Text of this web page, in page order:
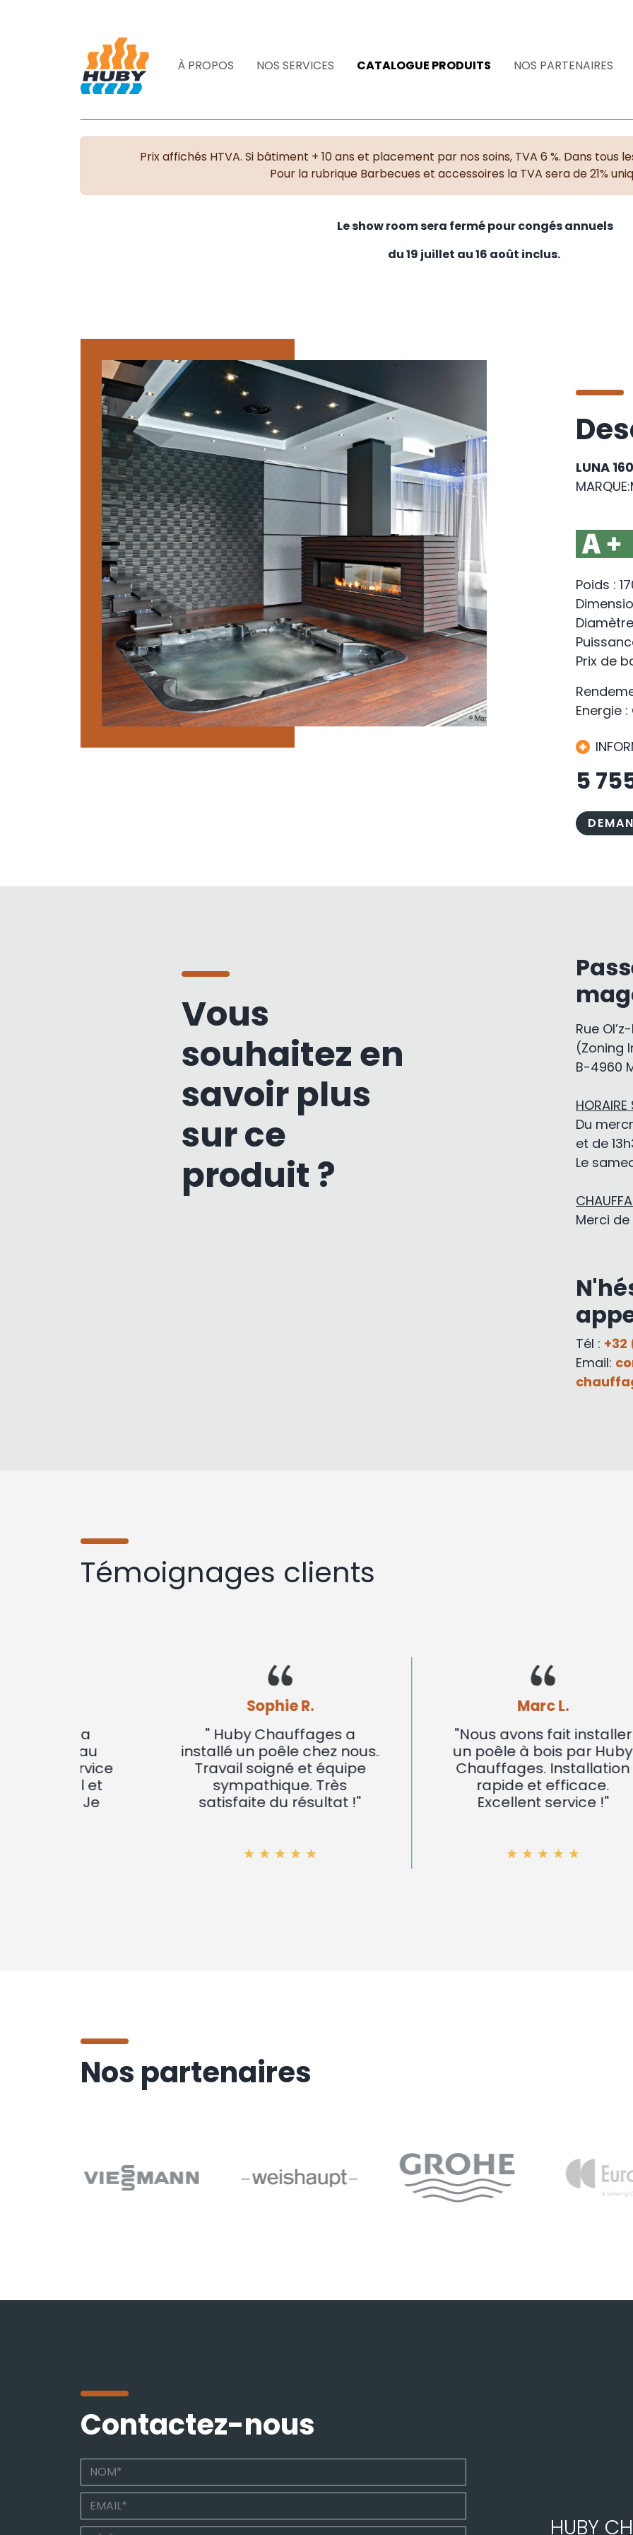
À PROPOS NOS SERVICES CATALOGUE PRODUITS NOS PARTENAIRES
Prix affichés HTVA. Si bâtiment + 10 ans et placement par nos soins, TVA 6 %. Dans tous
Pour la rubrique Barbecues et accessoires la TVA sera de 21%
Le show room sera fermé pour congés annuels
du 19 juillet au 16 août inclus.
LUNA
Poids :
Prix de
Energie :
5
Vous
souhaitez en
savoir plus
sur ce
produit ?
Rue
(Zoning
B-4960
Du
et de
Le
Merci
Tél : +32
Email:
Témoignages clients
" Huby Chauffages a
installé un poêle chez nous.
Travail soigné et équipe
sympathique. Très
satisfaite du résultat !"
"Nous avons fait installer
un poêle à bois par Huby
Chauffages. Installation
rapide et efficace.
Excellent service !"
Nos partenaires
Contactez-nous
HUBY